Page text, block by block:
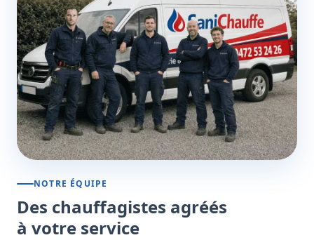
NOTRE ÉQUIPE
Des chauffagistes agréés
à votre service